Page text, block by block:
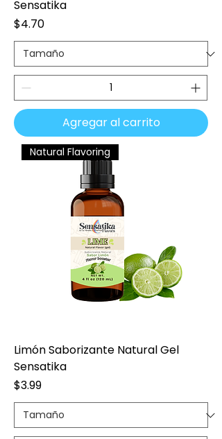
Sensatika
Precio
$4.70
Agregar al carrito
Natural Flavoring
Limón Saborizante Natural Gel
Sensatika
Precio
$3.99